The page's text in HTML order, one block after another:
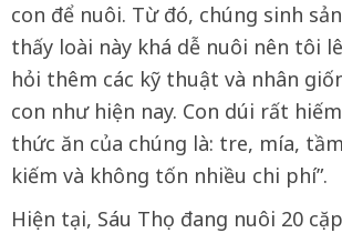
con để nuôi. Từ đó, chúng sinh
thấy loài này khá dễ nuôi nên tôi
hỏi thêm các kỹ thuật và nhân
con như hiện nay. Con dúi rất
thức ăn của chúng là: tre, mía,
kiếm và không tốn nhiều chi phí”.
Hiện tại, Sáu Thọ đang nuôi 20